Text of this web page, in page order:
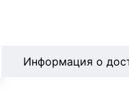
Информация о